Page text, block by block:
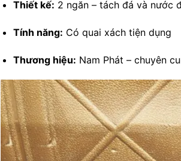
Thiết kế: 2 ngăn – tách đá và nước
Tính năng: Có quai xách tiện dụng
Thương hiệu: Nam Phát – chuyên